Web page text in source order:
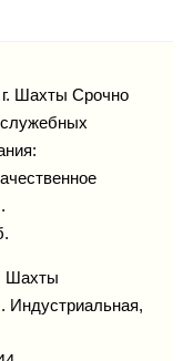
Шахты Срочно
Шахты
Индустриальная,